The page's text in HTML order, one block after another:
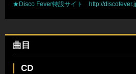
★Disco Fever特設サイト http://
曲目
CD